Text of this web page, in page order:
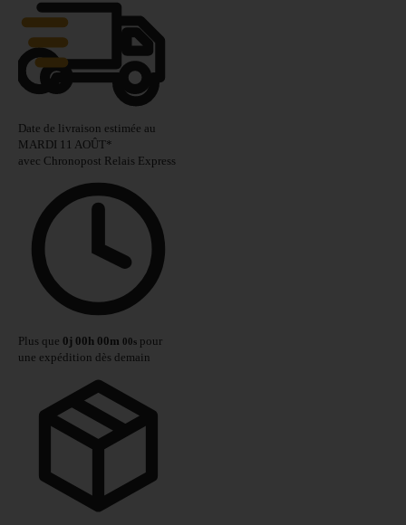
Date de livraison estimée au
MARDI 11 AOÛT*
avec Chronopost Relais Express
Plus que 0j 00h 00m 00s pour
une expédition dès demain